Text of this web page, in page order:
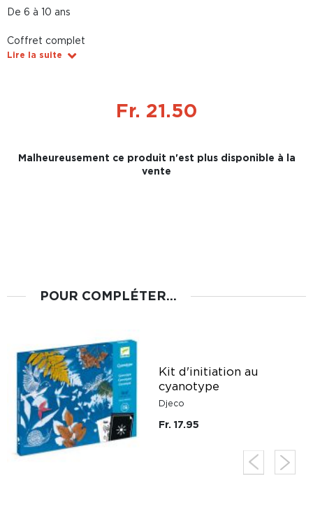
De 6 à 10 ans
Coffret complet
Lire la suite
Fr. 21.50
Malheureusement ce produit n'est plus disponible à la
vente
POUR COMPLÉTER...
Kit d'initiation au
cyanotype
Djeco
Fr. 17.95